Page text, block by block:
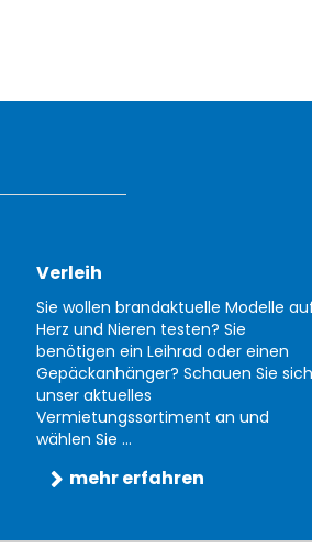
Verleih
Sie wollen brandaktuelle Modelle
Herz und Nieren testen? Sie
benötigen ein Leihrad oder einen
Gepäckanhänger? Schauen Sie sich
unser aktuelles
Vermietungssortiment an und
wählen Sie ...
mehr erfahren